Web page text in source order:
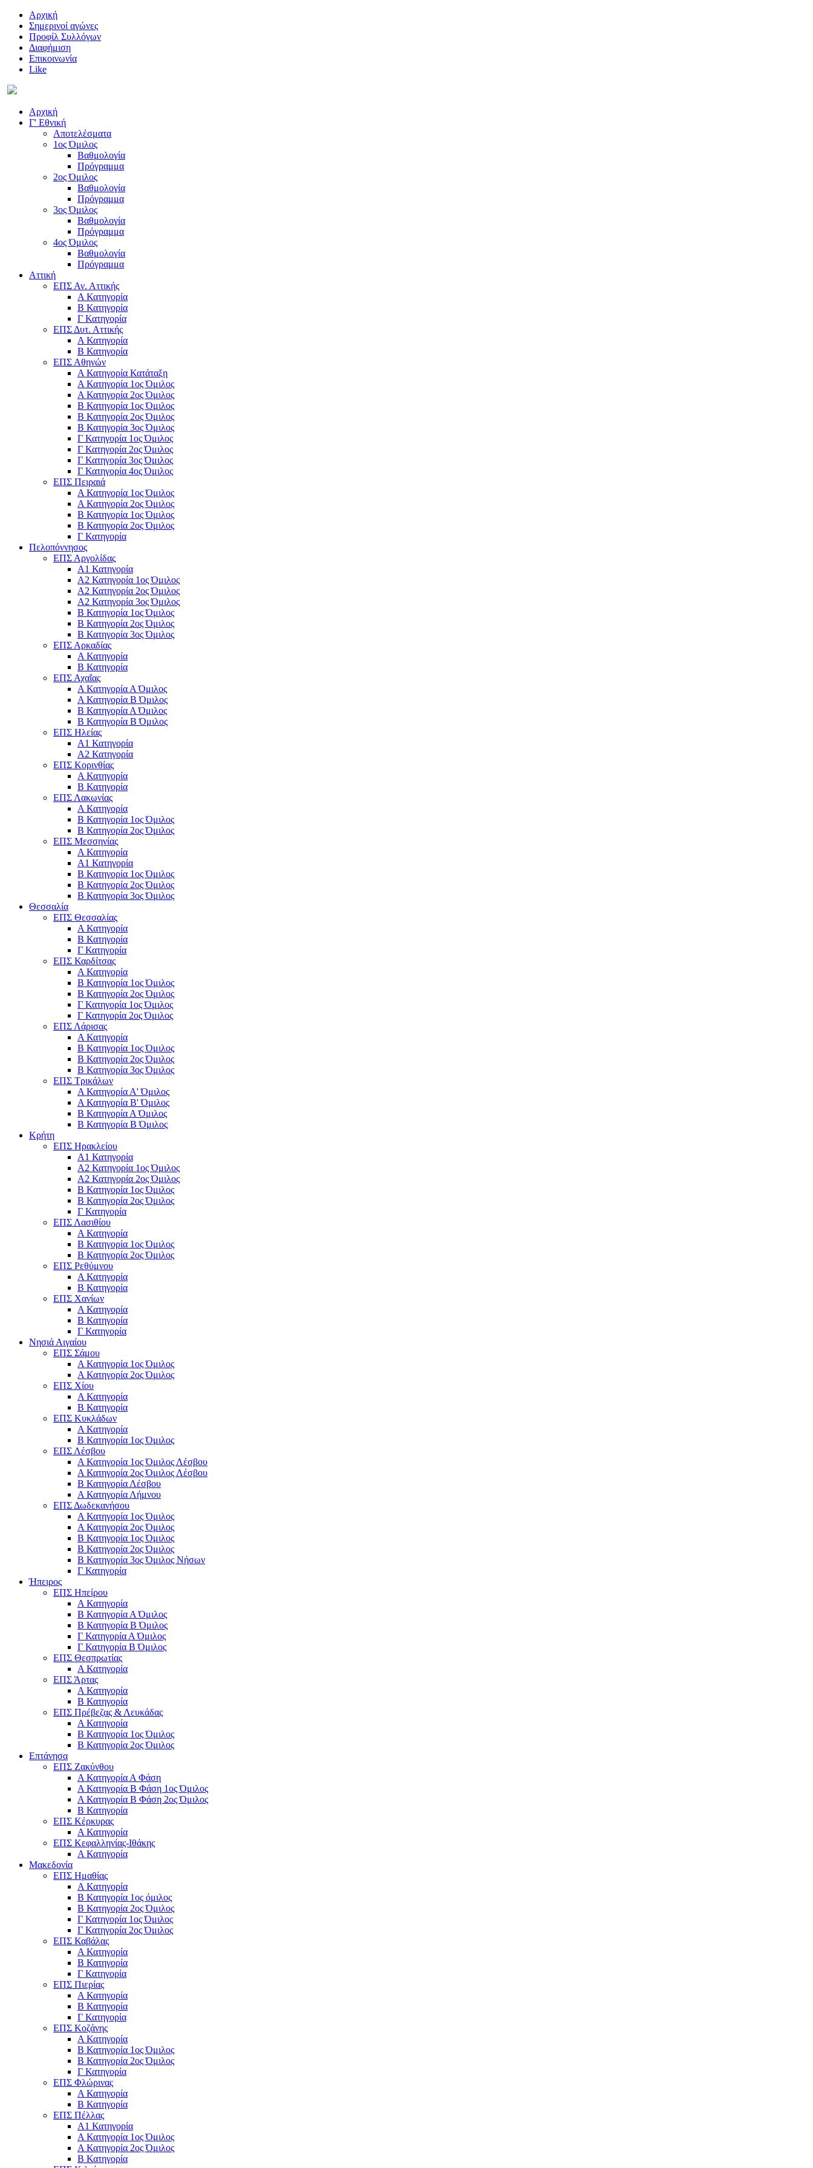
Αρχική
Σημερινοί αγώνες
Προφίλ Συλλόγων
Διαφήμιση
Επικοινωνία
Like
Αρχική
Γ' Εθνική
Αποτελέσματα
1ος Όμιλος
Βαθμολογία
Πρόγραμμα
2ος Όμιλος
Βαθμολογία
Πρόγραμμα
3ος Όμιλος
Βαθμολογία
Πρόγραμμα
4ος Όμιλος
Βαθμολογία
Πρόγραμμα
Αττική
ΕΠΣ Αν. Αττικής
Α Κατηγορία
Β Κατηγορία
Γ Κατηγορία
ΕΠΣ Δυτ. Αττικής
Α Κατηγορία
Β Κατηγορία
ΕΠΣ Αθηνών
Α Κατηγορία Κατάταξη
Α Κατηγορία 1ος Όμιλος
Α Κατηγορία 2ος Όμιλος
Β Κατηγορία 1ος Όμιλος
Β Κατηγορία 2ος Όμιλος
Β Κατηγορία 3ος Όμιλος
Γ Κατηγορία 1ος Όμιλος
Γ Κατηγορία 2ος Όμιλος
Γ Κατηγορία 3ος Όμιλος
Γ Κατηγορία 4ος Όμιλος
ΕΠΣ Πειραιά
Α Κατηγορία 1ος Όμιλος
Α Κατηγορία 2ος Όμιλος
Β Κατηγορία 1ος Όμιλος
Β Κατηγορία 2ος Όμιλος
Γ Κατηγορία
Πελοπόννησος
ΕΠΣ Αργολίδας
Α1 Κατηγορία
Α2 Κατηγορία 1ος Όμιλος
Α2 Κατηγορία 2ος Όμιλος
Α2 Κατηγορία 3ος Όμιλος
Β Κατηγορία 1ος Όμιλος
Β Κατηγορία 2ος Όμιλος
Β Κατηγορία 3ος Όμιλος
ΕΠΣ Αρκαδίας
Α Κατηγορία
Β Κατηγορία
ΕΠΣ Αχαΐας
Α Κατηγορία Α Όμιλος
Α Κατηγορία Β Όμιλος
Β Κατηγορία Α Όμιλος
Β Κατηγορία Β Όμιλος
ΕΠΣ Ηλείας
Α1 Κατηγορία
Α2 Κατηγορία
ΕΠΣ Κορινθίας
Α Κατηγορία
Β Κατηγορία
ΕΠΣ Λακωνίας
Α Κατηγορία
Β Κατηγορία 1ος Όμιλος
Β Κατηγορία 2ος Όμιλος
ΕΠΣ Μεσσηνίας
Α Κατηγορία
Α1 Κατηγορία
Β Κατηγορία 1ος Όμιλος
Β Κατηγορία 2ος Όμιλος
Β Κατηγορία 3ος Όμιλος
Θεσσαλία
ΕΠΣ Θεσσαλίας
Α Κατηγορία
Β Κατηγορία
Γ Κατηγορία
ΕΠΣ Καρδίτσας
Α Κατηγορία
Β Κατηγορία 1ος Όμιλος
Β Κατηγορία 2ος Όμιλος
Γ Κατηγορία 1ος Όμιλος
Γ Κατηγορία 2ος Όμιλος
ΕΠΣ Λάρισας
Α Κατηγορία
Β Κατηγορία 1ος Όμιλος
Β Κατηγορία 2ος Όμιλος
Β Κατηγορία 3ος Όμιλος
ΕΠΣ Τρικάλων
Α Κατηγορία Α' Όμιλος
Α Κατηγορία Β' Όμιλος
Β Κατηγορία Α Όμιλος
Β Κατηγορία Β Όμιλος
Κρήτη
ΕΠΣ Ηρακλείου
Α1 Κατηγορία
Α2 Κατηγορία 1ος Όμιλος
Α2 Κατηγορία 2ος Όμιλος
Β Κατηγορία 1ος Όμιλος
Β Κατηγορία 2ος Όμιλος
Γ Κατηγορία
ΕΠΣ Λασιθίου
Α Κατηγορία
Β Κατηγορία 1ος Όμιλος
Β Κατηγορία 2ος Όμιλος
ΕΠΣ Ρεθύμνου
Α Κατηγορία
Β Κατηγορία
ΕΠΣ Χανίων
Α Κατηγορία
Β Κατηγορία
Γ Κατηγορία
Νησιά Αιγαίου
ΕΠΣ Σάμου
Α Κατηγορία 1ος Όμιλος
Α Κατηγορία 2ος Όμιλος
ΕΠΣ Χίου
Α Κατηγορία
Β Κατηγορία
ΕΠΣ Κυκλάδων
Α Κατηγορία
Β Κατηγορία 1ος Όμιλος
ΕΠΣ Λέσβου
Α Κατηγορία 1ος Όμιλος Λέσβου
Α Κατηγορία 2ος Όμιλος Λέσβου
B Κατηγορία Λέσβου
Α Κατηγορία Λήμνου
ΕΠΣ Δωδεκανήσου
Α Κατηγορία 1ος Όμιλος
Α Κατηγορία 2ος Όμιλος
Β Κατηγορία 1ος Όμιλος
Β Κατηγορία 2ος Όμιλος
Β Κατηγορία 3ος Όμιλος Νήσων
Γ Κατηγορία
Ήπειρος
ΕΠΣ Ηπείρου
Α Κατηγορία
Β Κατηγορία Α Όμιλος
Β Κατηγορία Β Όμιλος
Γ Κατηγορία Α Όμιλος
Γ Κατηγορία Β Όμιλος
ΕΠΣ Θεσπρωτίας
Α Κατηγορία
ΕΠΣ Άρτας
Α Κατηγορία
Β Κατηγορία
ΕΠΣ Πρέβεζας & Λευκάδας
Α Κατηγορία
Β Κατηγορία 1ος Όμιλος
Β Κατηγορία 2ος Όμιλος
Επτάνησα
ΕΠΣ Ζακύνθου
Α Κατηγορία Α Φάση
Α Κατηγορία Β Φάση 1ος Όμιλος
Α Κατηγορία Β Φάση 2ος Όμιλος
Β Κατηγορία
ΕΠΣ Κέρκυρας
A Κατηγορία
ΕΠΣ Κεφαλληνίας-Ιθάκης
Α Κατηγορία
Μακεδονία
ΕΠΣ Ημαθίας
Α Κατηγορία
Β Κατηγορία 1ος όμιλος
Β Κατηγορία 2ος Όμιλος
Γ Κατηγορία 1ος Όμιλος
Γ Κατηγορία 2ος Όμιλος
ΕΠΣ Καβάλας
Α Κατηγορία
Β Κατηγορία
Γ Κατηγορία
ΕΠΣ Πιερίας
Α Κατηγορία
Β Κατηγορία
Γ Κατηγορία
ΕΠΣ Κοζάνης
Α Κατηγορία
Β Κατηγορία 1ος Όμιλος
Β Κατηγορία 2ος Όμιλος
Γ Κατηγορία
ΕΠΣ Φλώρινας
Α Κατηγορία
Β Κατηγορία
ΕΠΣ Πέλλας
Α1 Κατηγορία
Α Κατηγορία 1ος Όμιλος
Α Κατηγορία 2ος Όμιλος
Β Κατηγορία